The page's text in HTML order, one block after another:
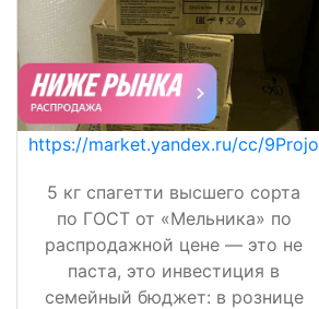
https://market.yandex.ru/cc/9Projo
5 кг спагетти высшего сорта
по ГОСТ от «Мельника» по
распродажной цене — это не
паста, это инвестиция в
семейный бюджет: в рознице